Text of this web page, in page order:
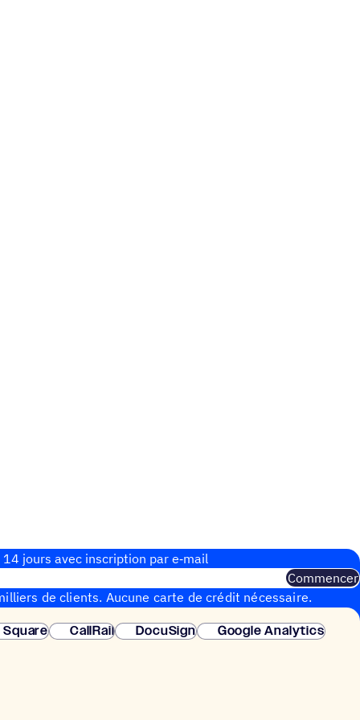
jours avec inscrip­tion par e‑mail
Commencer
de clients. Aucune carte de crédit nécessaire.
Square CallRail DocuSign Google Analytics